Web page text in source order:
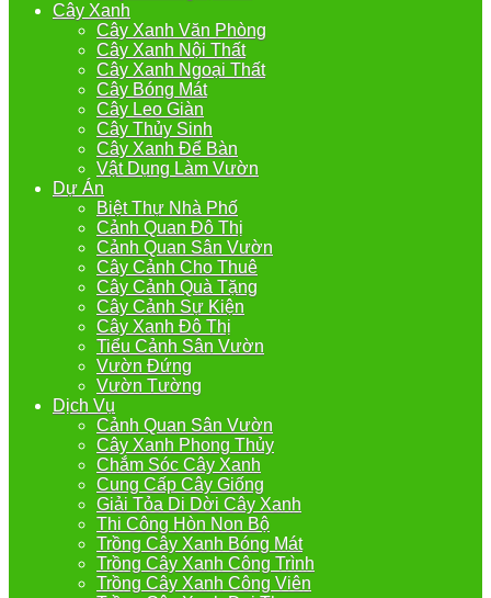
Cây Xanh
Cây Xanh Văn Phòng
Cây Xanh Nội Thất
Cây Xanh Ngoại Thất
Cây Bóng Mát
Cây Leo Giàn
Cây Thủy Sinh
Cây Xanh Để Bàn
Vật Dụng Làm Vườn
Dự Án
Biệt Thự Nhà Phố
Cảnh Quan Đô Thị
Cảnh Quan Sân Vườn
Cây Cảnh Cho Thuê
Cây Cảnh Quà Tặng
Cây Cảnh Sự Kiện
Cây Xanh Đô Thị
Tiểu Cảnh Sân Vườn
Vườn Đứng
Vườn Tường
Dịch Vụ
Cảnh Quan Sân Vườn
Cây Xanh Phong Thủy
Chắm Sóc Cây Xanh
Cung Cấp Cây Giống
Giải Tỏa Di Dời Cây Xanh
Thi Công Hòn Non Bộ
Trồng Cây Xanh Bóng Mát
Trồng Cây Xanh Công Trình
Trồng Cây Xanh Công Viên